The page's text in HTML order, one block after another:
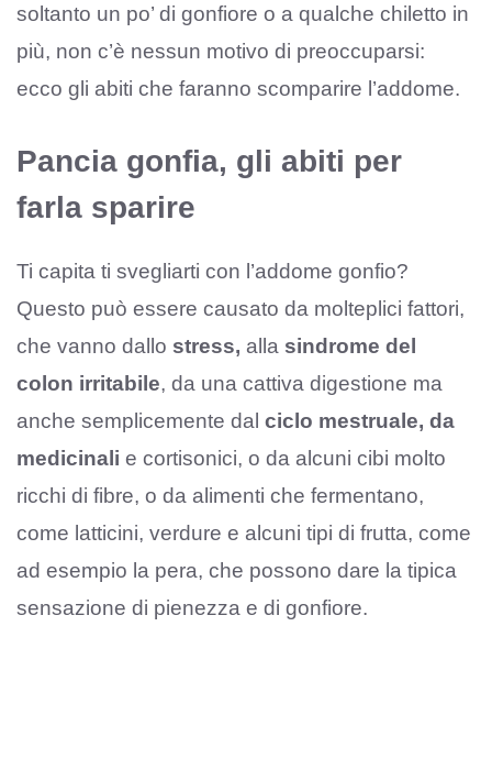
soltanto un po’ di gonfiore o a qualche chiletto in
più, non c’è nessun motivo di preoccuparsi:
ecco gli abiti che faranno scomparire l’addome.
Pancia gonfia, gli abiti per
farla sparire
Ti capita ti svegliarti con l’addome gonfio?
Questo può essere causato da molteplici fattori,
che vanno dallo stress, alla sindrome del
colon irritabile, da una cattiva digestione ma
anche semplicemente dal ciclo mestruale, da
medicinali e cortisonici, o da alcuni cibi molto
ricchi di fibre, o da alimenti che fermentano,
come latticini, verdure e alcuni tipi di frutta, come
ad esempio la pera, che possono dare la tipica
sensazione di pienezza e di gonfiore.